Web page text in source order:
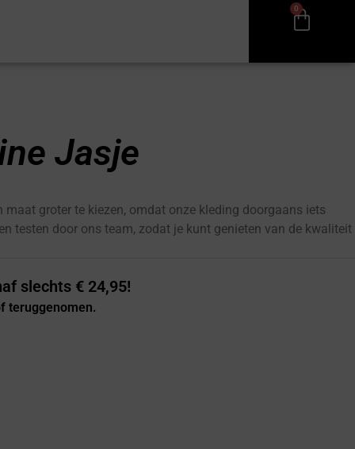
0
Jasje
groter te kiezen, omdat onze kleding doorgaans iets
testen door ons team, zodat je kunt genieten van de kwaliteit
slechts € 24,95!
teruggenomen.